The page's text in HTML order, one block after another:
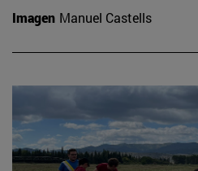
Imagen Manuel Castells